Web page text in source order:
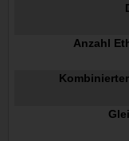
Anzahl